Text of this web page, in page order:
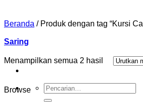
Pencarian
untuk:
Beranda /Produk dengan tag “Kursi
Saring
Menampilkan semua 2 hasil
Diurutkan
Browse